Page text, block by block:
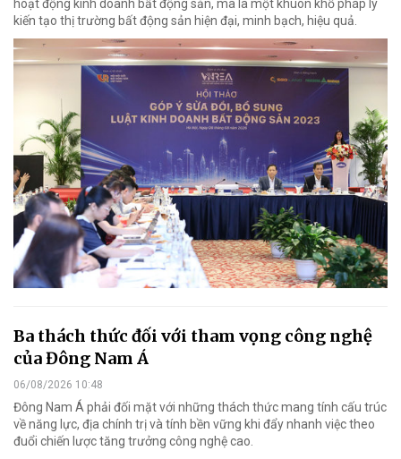
hoạt động kinh doanh bất động sản, mà là một khuôn khổ pháp lý
kiến tạo thị trường bất động sản hiện đại, minh bạch, hiệu quả.
Ba thách thức đối với tham vọng công nghệ
của Đông Nam Á
06/08/2026 10:48
Đông Nam Á phải đối mặt với những thách thức mang tính cấu trúc
về năng lực, địa chính trị và tính bền vững khi đẩy nhanh việc theo
đuổi chiến lược tăng trưởng công nghệ cao.